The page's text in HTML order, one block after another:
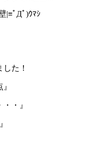
|≡ﾟДﾟ)ｳﾏｼ
た！
・』